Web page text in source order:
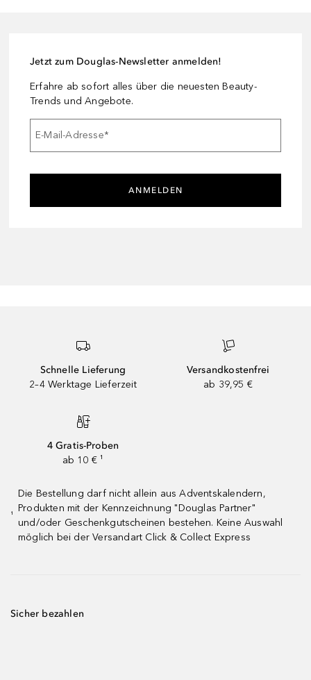
Jetzt zum Douglas-Newsletter anmelden!
Erfahre ab sofort alles über die neuesten Beauty-
Trends und Angebote.
E-Mail-Adresse*
ANMELDEN
Schnelle Lieferung
2–4 Werktage Lieferzeit
Versandkostenfrei
ab 39,95 €
4 Gratis-Proben
ab 10 € ¹
¹
Die Bestellung darf nicht allein aus Adventskalendern,
Produkten mit der Kennzeichnung "Douglas Partner"
und/oder Geschenkgutscheinen bestehen. Keine Auswahl
möglich bei der Versandart Click & Collect Express
Sicher bezahlen